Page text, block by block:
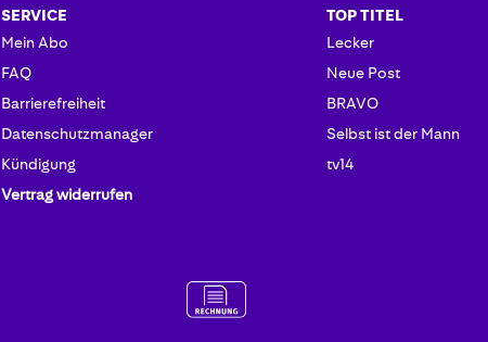
SERVICE
Mein Abo
FAQ
Barrierefreiheit
Datenschutzmanager
Kündigung
Vertrag widerrufen
TOP TITEL
Lecker
Neue Post
BRAVO
Selbst ist der Mann
tv14